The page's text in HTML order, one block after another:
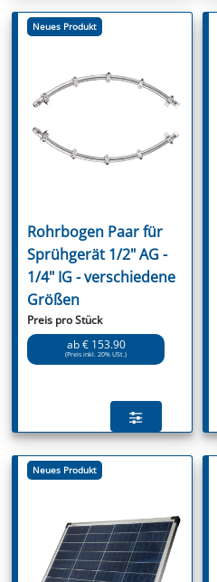
Neues Produkt
Rohrbogen Paar für
Sprühgerät 1/2" AG -
1/4" IG - verschiedene
Größen
Preis pro Stück
ab € 153.90
(Preis inkl. 20% USt.)
Neues Produkt